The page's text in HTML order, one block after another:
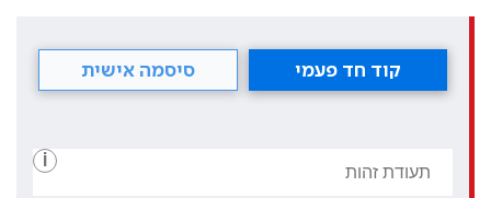
קוד חד פעמי סיסמה אישית
i